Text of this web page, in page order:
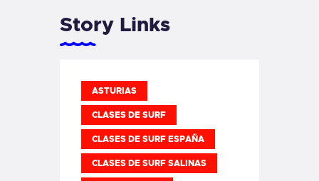
Story Links
ASTURIAS
CLASES DE SURF
CLASES DE SURF ESPAÑA
CLASES DE SURF SALINAS